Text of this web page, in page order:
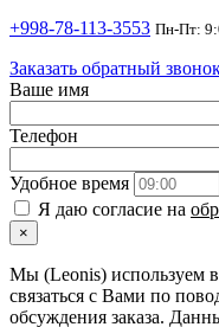
+998-78-113-3553 Пн-Пт:
Заказать обратный
Ваше имя
Телефон
Удобное время
Я даю согласие на
×
Мы (Leonis) используем
связаться с Вами по
обсуждения заказа.